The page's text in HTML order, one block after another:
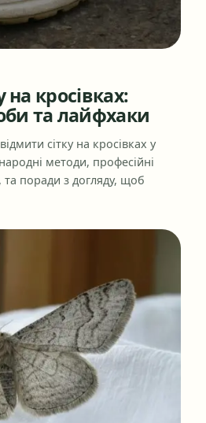
на кросівках:
та лайфхаки
сітку на кросівках у
методи, професійні
та поради з догляду, щоб